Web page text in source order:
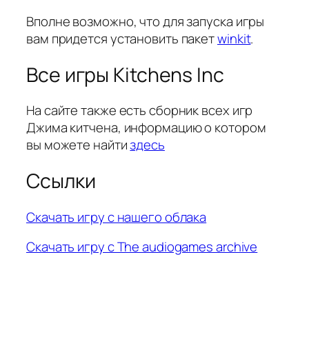
Вполне возможно, что для запуска игры
вам придется установить пакетwinkit.
Все игры Kitchens Inc
На сайте также есть сборник всех игр
Джима китчена, информацию о котором
вы можете найтиздесь
Ссылки
Скачать игру с нашего облака
Скачать игру с The audiogames archive